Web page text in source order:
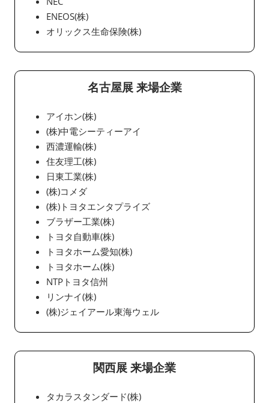
ENEOS(株)
オリックス生命保険(株)
名古屋展 来場企業
アイホン(株)
(株)中電シーティーアイ
西濃運輸(株)
住友理工(株)
日東工業(株)
(株)コメダ
(株)トヨタエンタプライズ
ブラザー工業(株)
トヨタ自動車(株)
トヨタホーム愛知(株)
トヨタホーム(株)
NTPトヨタ信州
リンナイ(株)
(株)ジェイアール東海ウェル
関西展 来場企業
タカラスタンダード(株)